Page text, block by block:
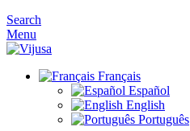
Search
Menu
Français
Español
English
Português